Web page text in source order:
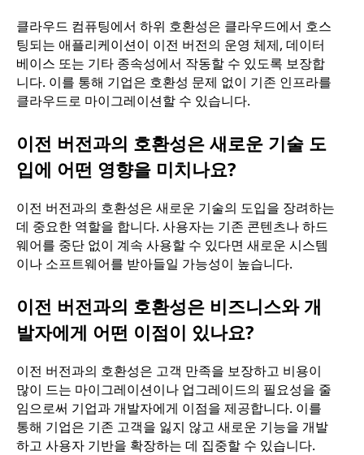
클라우드 컴퓨팅에서 하위 호환성은 클라우드에서 호스
팅되는 애플리케이션이 이전 버전의 운영 체제, 데이터
베이스 또는 기타 종속성에서 작동할 수 있도록 보장합
니다. 이를 통해 기업은 호환성 문제 없이 기존 인프라를
클라우드로 마이그레이션할 수 있습니다.
이전 버전과의 호환성은 새로운 기술 도
입에 어떤 영향을 미치나요?
이전 버전과의 호환성은 새로운 기술의 도입을 장려하는
데 중요한 역할을 합니다. 사용자는 기존 콘텐츠나 하드
웨어를 중단 없이 계속 사용할 수 있다면 새로운 시스템
이나 소프트웨어를 받아들일 가능성이 높습니다.
이전 버전과의 호환성은 비즈니스와 개
발자에게 어떤 이점이 있나요?
이전 버전과의 호환성은 고객 만족을 보장하고 비용이
많이 드는 마이그레이션이나 업그레이드의 필요성을 줄
임으로써 기업과 개발자에게 이점을 제공합니다. 이를
통해 기업은 기존 고객을 잃지 않고 새로운 기능을 개발
하고 사용자 기반을 확장하는 데 집중할 수 있습니다.